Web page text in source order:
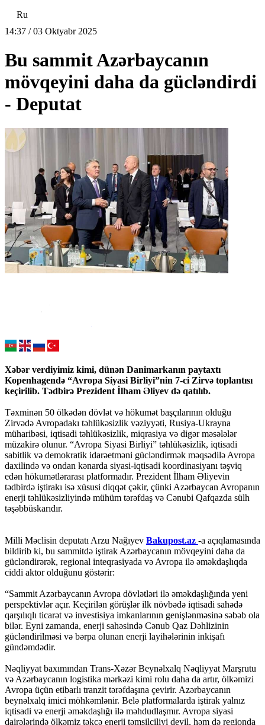
Ru
14:37 / 03 Oktyabr 2025
Bu sammit Azərbaycanın
mövqeyini daha da gücləndirdi
- Deputat
Xəbər verdiyimiz kimi, dünən Danimarkanın paytaxtı
Kopenhagendə “Avropa Siyasi Birliyi”nin 7-ci Zirvə toplantısı
keçirilib. Tədbirə Prezident İlham Əliyev də qatılıb.
Təxminən 50 ölkədən dövlət və hökumət başçılarının olduğu
Zirvədə Avropadakı təhlükəsizlik vəziyyəti, Rusiya-Ukrayna
müharibəsi, iqtisadi təhlükəsizlik, miqrasiya və digər məsələlər
müzakirə olunur. “Avropa Siyasi Birliyi” təhlükəsizlik, iqtisadi
sabitlik və demokratik idarəetməni gücləndirmək məqsədilə Avropa
daxilində və ondan kənarda siyasi-iqtisadi koordinasiyanı təşviq
edən hökumətlərarası platformadır. Prezident İlham Əliyevin
tədbirdə iştirakı isə xüsusi diqqət çəkir, çünki Azərbaycan Avropanın
enerji təhlükəsizliyində mühüm tərəfdaş və Cənubi Qafqazda sülh
təşəbbüskarıdır.
Milli Məclisin deputatı Arzu Nağıyev Bakupost.az -a açıqlamasında
bildirib ki, bu sammitdə iştirak Azərbaycanın mövqeyini daha da
gücləndirərək, regional inteqrasiyada və Avropa ilə əməkdaşlıqda
ciddi aktor olduğunu göstərir:
“Sammit Azərbaycanın Avropa dövlətləri ilə əməkdaşlığında yeni
perspektivlər açır. Keçirilən görüşlər ilk növbədə iqtisadi sahədə
qarşılıqlı ticarət və investisiya imkanlarının genişlənməsinə səbəb ola
bilər. Eyni zamanda, enerji sahəsində Cənub Qaz Dəhlizinin
gücləndirilməsi və bərpa olunan enerji layihələrinin inkişafı
gündəmdədir.
Nəqliyyat baxımından Trans-Xəzər Beynəlxalq Nəqliyyat Marşrutu
və Azərbaycanın logistika mərkəzi kimi rolu daha da artır, ölkəmizi
Avropa üçün etibarlı tranzit tərəfdaşına çevirir. Azərbaycanın
beynəlxalq imici möhkəmlənir. Belə platformalarda iştirak yalnız
iqtisadi və enerji əməkdaşlığı ilə məhdudlaşmır. Avropa siyasi
dairələrində ölkəmiz təkcə enerji təmsilçiliyi deyil, həm də regionda